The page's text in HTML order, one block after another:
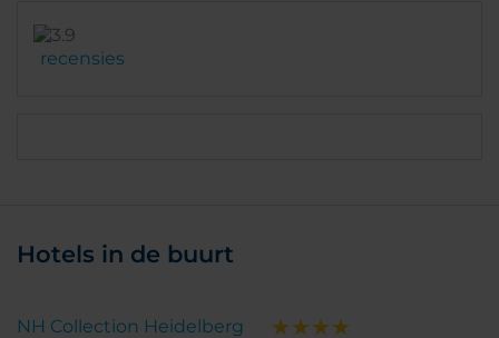
recensies
Hotels in de buurt
NH Collection Heidelberg